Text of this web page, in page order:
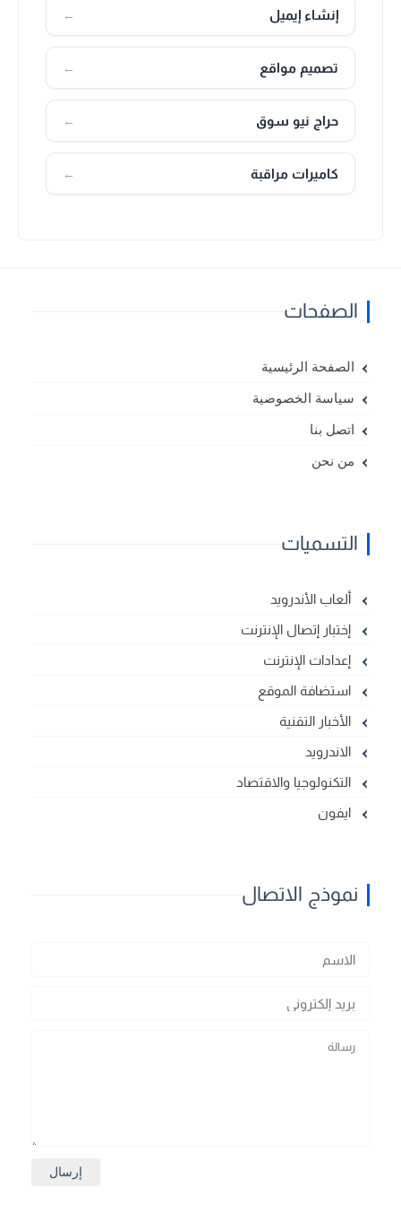
إنشاء إيميل ←
تصميم مواقع ←
حراج نيو سوق ←
كاميرات مراقبة ←
الصفحات
الصفحة الرئيسية
سياسة الخصوصية
اتصل بنا
من نحن
التسميات
ألعاب الأندرويد
إختبار إتصال الإنترنت
إعدادات الإنترنت
استضافة الموقع
الأخبار التقنية
الاندرويد
التكنولوجيا والاقتصاد
ايفون
نموذج الاتصال